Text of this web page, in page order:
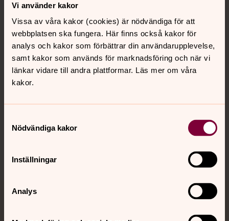
Vi använder kakor
Vissa av våra kakor (cookies) är nödvändiga för att
webbplatsen ska fungera. Här finns också kakor för
analys och kakor som förbättrar din användarupplevelse,
samt kakor som används för marknadsföring och när vi
länkar vidare till andra plattformar. Läs mer om våra
kakor.
Nödvändiga kakor
Inställningar
Analys
Kontakt
Kalender
Hitta snabbt
Sociala kanaler